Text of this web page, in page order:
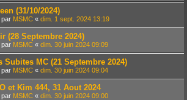
(31/10/2024)
par MSMC « dim. 1 sept. 2024 13:19
(28 Septembre 2024)
par MSMC « dim. 30 juin 2024 09:09
Subites MC (21 Septembre 2024)
par MSMC « dim. 30 juin 2024 09:04
et Kim 444, 31 Aout 2024
par MSMC « dim. 30 juin 2024 09:00